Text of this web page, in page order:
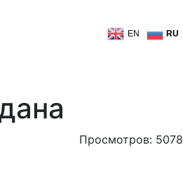
EN RU
Просмотров: 5078